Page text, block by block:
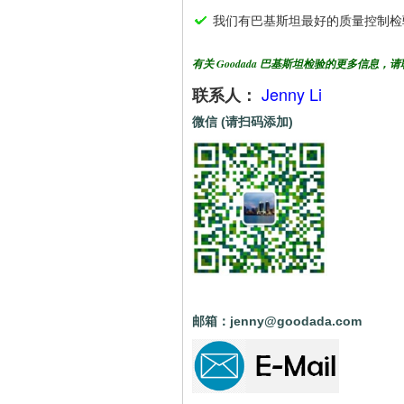
我们有巴基斯坦最好的质量控制检
有关 Goodada 巴基斯坦检验的更多信息，请
联系人： Jenny Li
微信 (请扫码添加)
邮箱：jenny@goodada.com